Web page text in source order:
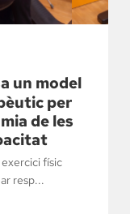
un model
per
de les
físic
resp...